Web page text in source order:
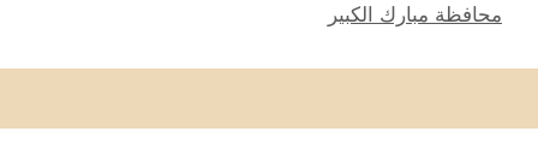
محافظة مبارك الكبير